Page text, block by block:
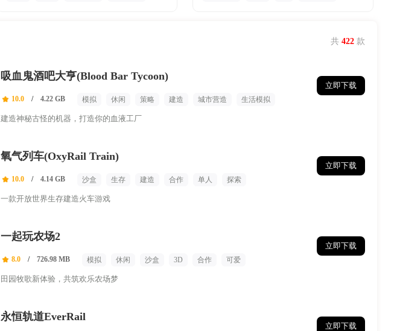
共 422 款
吸血鬼酒吧大亨(Blood Bar Tycoon)
10.0 / 4.22 GB 模拟 休闲 策略 建造 城市营造 生活模拟
建造神秘古怪的机器，打造你的血液工厂
立即下载
氧气列车(OxyRail Train)
10.0 / 4.14 GB 沙盒 生存 建造 合作 单人 探索
一款开放世界生存建造火车游戏
立即下载
一起玩农场2
8.0 / 726.98 MB 模拟 休闲 沙盒 3D 合作 可爱
田园牧歌新体验，共筑欢乐农场梦
立即下载
永恒轨道EverRail
立即下载